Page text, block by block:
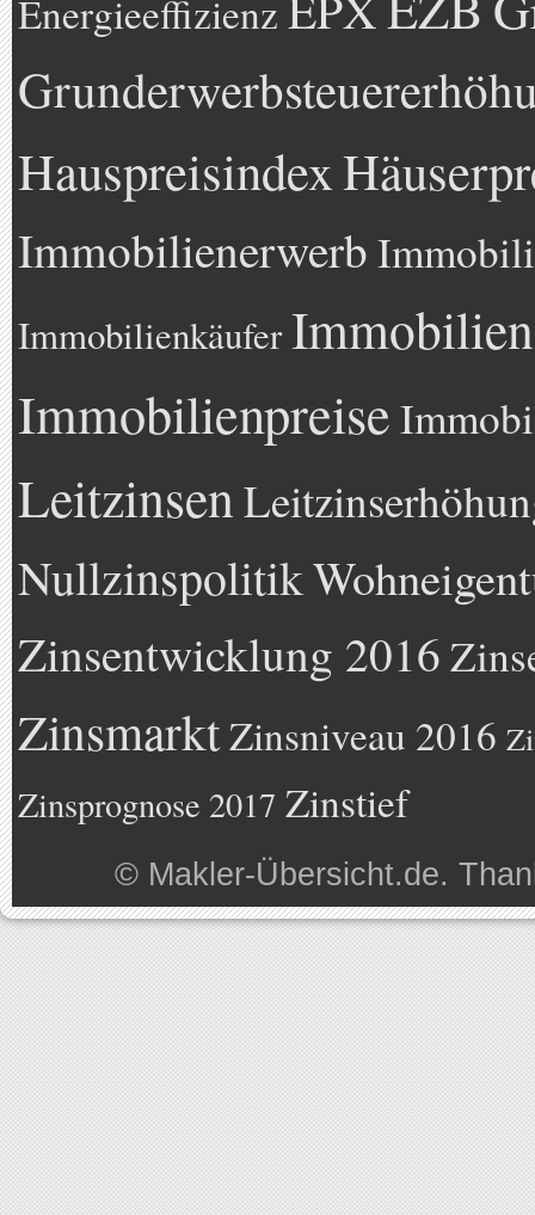
Energieeffizienz
Hauspreisindex
Immobilienerwerb
Immobilienkäufer
Immobilienpreise
Leitzinsen
Nullzinspolitik
Zinsentwicklung 2016
ZinsmarktZinsniveau 2016
Zinsprognose 2017 Zinstief
© Makler-Übersicht.de.